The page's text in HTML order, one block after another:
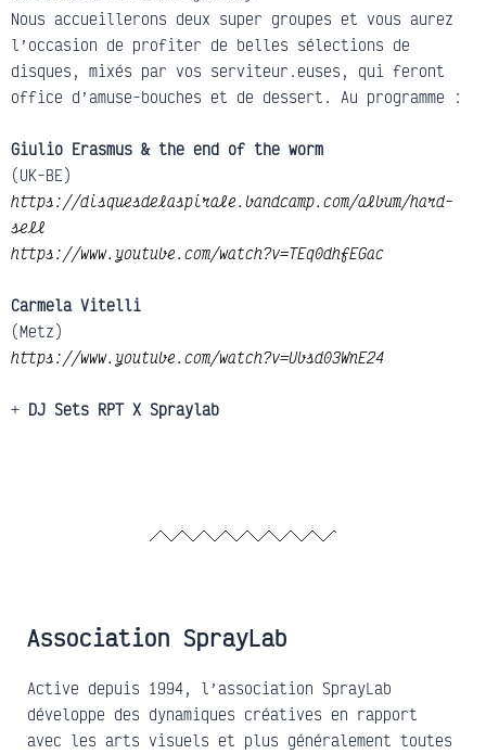
Nous accueillerons deux super groupes et vous aurez
l’occasion de profiter de belles sélections de
disques, mixés par vos serviteur.euses, qui feront
office d’amuse-bouches et de dessert. Au programme :
Giulio Erasmus & the end of the worm
(UK-BE)
https://disquesdelaspirale.bandcamp.com/album/hard-
sell
https://www.youtube.com/watch?v=TEq0dhfEGac
Carmela Vitelli
(Metz)
https://www.youtube.com/watch?v=Ubsd03WnE24
+ DJ Sets RPT X Spraylab
Association SprayLab
Active depuis 1994, l’association SprayLab
développe des dynamiques créatives en rapport
avec les arts visuels et plus généralement toutes